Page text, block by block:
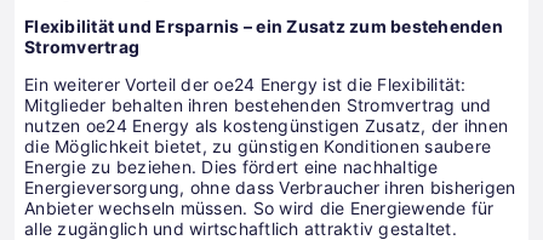
Flexibilität und Ersparnis – ein Zusatz zum bestehenden
Stromvertrag
Ein weiterer Vorteil der oe24 Energy ist die Flexibilität:
Mitglieder behalten ihren bestehenden Stromvertrag und
nutzen oe24 Energy als kostengünstigen Zusatz, der ihnen
die Möglichkeit bietet, zu günstigen Konditionen saubere
Energie zu beziehen. Dies fördert eine nachhaltige
Energieversorgung, ohne dass Verbraucher ihren bisherigen
Anbieter wechseln müssen. So wird die Energiewende für
alle zugänglich und wirtschaftlich attraktiv gestaltet.